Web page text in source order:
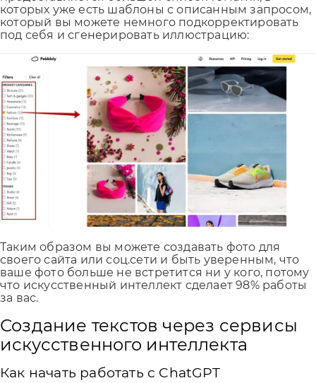
которых уже есть шаблоны с описанным запросом,
который вы можете немного подкорректировать
под себя и сгенерировать иллюстрацию:
Таким образом вы можете создавать фото для
своего сайта или соц.сети и быть уверенным, что
ваше фото больше не встретится ни у кого, потому
что искусственный интеллект сделает 98% работы
за вас.
Создание текстов через сервисы
искусственного интеллекта
Как начать работать с ChatGPT